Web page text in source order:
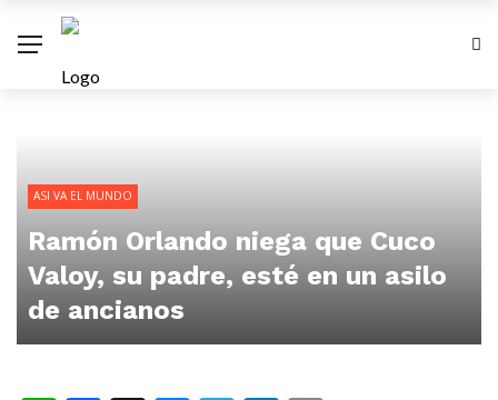
ASI VA EL MUNDO
Ramón Orlando niega que Cuco
Valoy, su padre, esté en un asilo
de ancianos